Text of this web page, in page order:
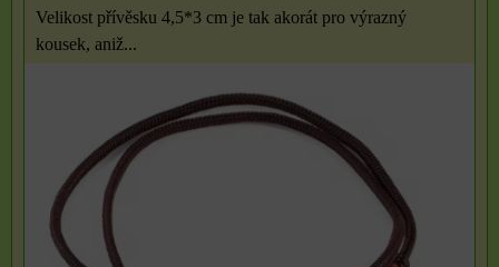
Velikost přívěsku 4,5*3 cm je tak akorát pro výrazný
kousek, aniž...